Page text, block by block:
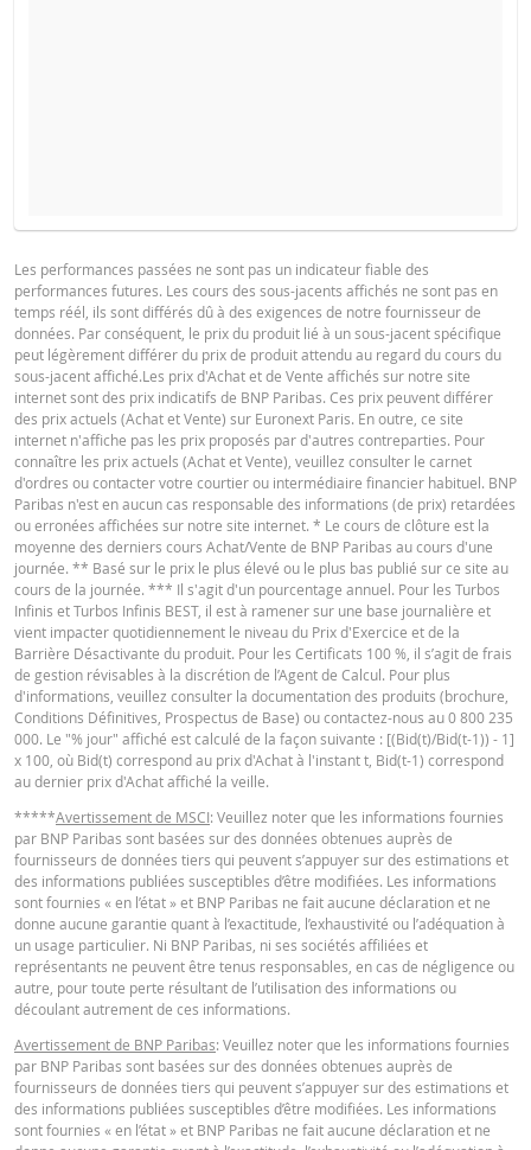
COURS DU SOUS-JACENT ATTENDU QUANTITÉ
PÉRIODE
1 Jour 1 Semaine 1 An
SITUATION
ACTUELLE
NOUVELLE
SITUATION
Cours de
référence
10,936 -
Niveau de
financement
8,2535 -
Barrière
désactivante
8,67 -
Levier 4,07
-
Valeur du
portefeuille
(EUR)
2,68 -
Turbos Infinis
(EUR)
2,68 -
Les résultats du simulateur sont proposés à titre indicatif uniquement. Ils ne
peuvent faire l’objet d’une opération ou d’un engagement d’une entité du
BNP Paribas n’agit pas en tant que conseiller juridique ou fiscal, comptable
conseiller en investissement et n’a aucune obligation de fiduciaire à votre
en ce qui concerne le calculateur et / ou en relation avec des transactions
des produits émis par BNP Paribas ou d’autres transactions connexes. Vous
PROSPECTUS DE BASE
Français (France)
FINAL TERMS
Français (France)
CONDITIONS DÉFINITIVES RÉSUMÉ
Français (France)
KEY INFORMATION DOCUMENTS
Key Information Document (FR)
QUOTES
Latest Product Quotes CSV
Les performances passées ne sont pas un indicateur fiable des
performances futures. Les cours des sous-jacents affichés ne sont pas en
temps réél, ils sont différés dû à des exigences de notre fournisseur de
données. Par conséquent, le prix du produit lié à un sous-jacent spécifique
peut légèrement différer du prix de produit attendu au regard du cours du
sous-jacent affiché.Les prix d'Achat et de Vente affichés sur notre site
internet sont des prix indicatifs de BNP Paribas. Ces prix peuvent différer
des prix actuels (Achat et Vente) sur Euronext Paris. En outre, ce site
internet n'affiche pas les prix proposés par d'autres contreparties. Pour
connaître les prix actuels (Achat et Vente), veuillez consulter le carnet
d'ordres ou contacter votre courtier ou intermédiaire financier habituel. BNP
Paribas n'est en aucun cas responsable des informations (de prix) retardées
ou erronées affichées sur notre site internet. * Le cours de clôture est la
moyenne des derniers cours Achat/Vente de BNP Paribas au cours d'une
journée. ** Basé sur le prix le plus élevé ou le plus bas publié sur ce site au
cours de la journée. *** Il s'agit d'un pourcentage annuel. Pour les Turbos
Infinis et Turbos Infinis BEST, il est à ramener sur une base journalière et
vient impacter quotidiennement le niveau du Prix d'Exercice et de la
Barrière Désactivante du produit. Pour les Certificats 100 %, il s’agit de frais
de gestion révisables à la discrétion de l’Agent de Calcul. Pour plus
d'informations, veuillez consulter la documentation des produits (brochure,
Conditions Définitives, Prospectus de Base) ou contactez-nous au 0 800 235
000. Le "% jour" affiché est calculé de la façon suivante : [(Bid(t)/Bid(t-1)) - 1]
x 100, où Bid(t) correspond au prix d'Achat à l'instant t, Bid(t-1) correspond
au dernier prix d'Achat affiché la veille.
*****Avertissement de MSCI: Veuillez noter que les informations fournies
par BNP Paribas sont basées sur des données obtenues auprès de
fournisseurs de données tiers qui peuvent s’appuyer sur des estimations et
des informations publiées susceptibles d’être modifiées. Les informations
sont fournies « en l’état » et BNP Paribas ne fait aucune déclaration et ne
donne aucune garantie quant à l’exactitude, l’exhaustivité ou l’adéquation à
un usage particulier. Ni BNP Paribas, ni ses sociétés affiliées et
représentants ne peuvent être tenus responsables, en cas de négligence ou
autre, pour toute perte résultant de l’utilisation des informations ou
découlant autrement de ces informations.
Avertissement de BNP Paribas: Veuillez noter que les informations fournies
par BNP Paribas sont basées sur des données obtenues auprès de
fournisseurs de données tiers qui peuvent s’appuyer sur des estimations et
des informations publiées susceptibles d’être modifiées. Les informations
sont fournies « en l’état » et BNP Paribas ne fait aucune déclaration et ne